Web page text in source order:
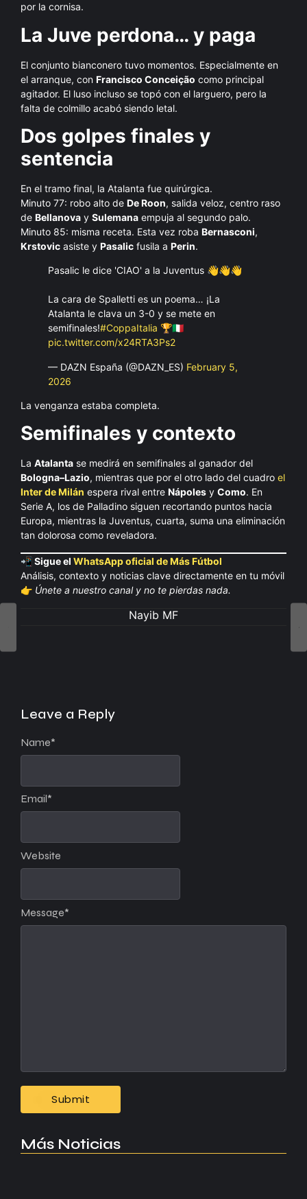
por la cornisa.
La Juve perdona… y paga
El conjunto bianconero tuvo momentos. Especialmente en
el arranque, con Francisco Conceição como principal
agitador. El luso incluso se topó con el larguero, pero la
falta de colmillo acabó siendo letal.
Dos golpes finales y
sentencia
En el tramo final, la Atalanta fue quirúrgica.
Minuto 77: robo alto de De Roon, salida veloz, centro raso
de Bellanova y Sulemana empuja al segundo palo.
Minuto 85: misma receta. Esta vez roba Bernasconi,
Krstovic asiste y Pasalic fusila a Perin.
Pasalic le dice 'CIAO' a la Juventus 👋👋👋
La cara de Spalletti es un poema… ¡La
Atalanta le clava un 3-0 y se mete en
semifinales!#CoppaItalia 🏆🇮🇹
pic.twitter.com/x24RTA3Ps2
— DAZN España (@DAZN_ES) February 5,
2026
La venganza estaba completa.
Semifinales y contexto
La Atalanta se medirá en semifinales al ganador del
Bologna–Lazio, mientras que por el otro lado del cuadro el
Inter de Milán espera rival entre Nápoles y Como. En
Serie A, los de Palladino siguen recortando puntos hacia
Europa, mientras la Juventus, cuarta, suma una eliminación
tan dolorosa como reveladora.
📲 Sigue el WhatsApp oficial de Más Fútbol
Análisis, contexto y noticias clave directamente en tu móvil
👉 Únete a nuestro canal y no te pierdas nada.
Nayib MF
Leave a Reply
Message*
Name*
Email*
Website
Más Noticias